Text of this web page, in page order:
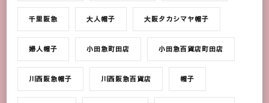
千里阪急 大人帽子 大阪タカシマヤ帽子
婦人帽子 小田急町田店 小田急百貨店町田店
川西阪急帽子 川西阪急百貨店 帽子